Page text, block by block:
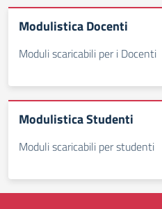
Modulistica Docenti
Moduli scaricabili per i Docenti
Modulistica Studenti
Moduli scaricabili per studenti